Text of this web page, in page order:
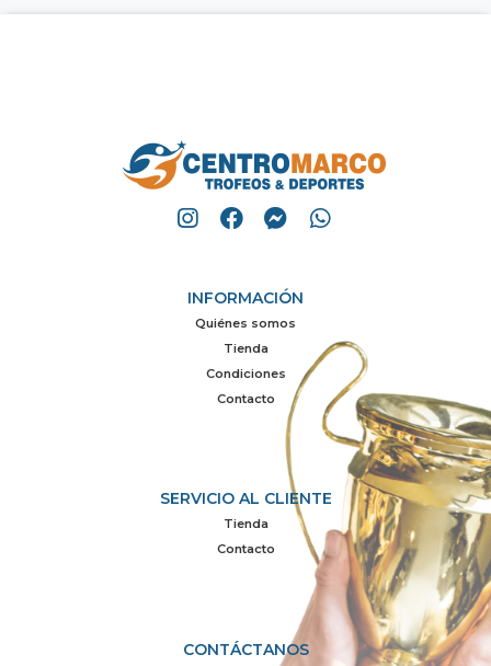
INFORMACIÓN
Quiénes somos
Tienda
Condiciones
Contacto
SERVICIO AL CLIENTE
Tienda
Contacto
CONTÁCTANOS